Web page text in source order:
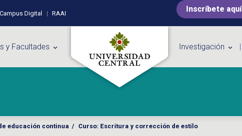
Campus Digital RAAI Inscríbete aquí
y Facultades Investigación
educación continua / Curso: Escritura y corrección de estilo